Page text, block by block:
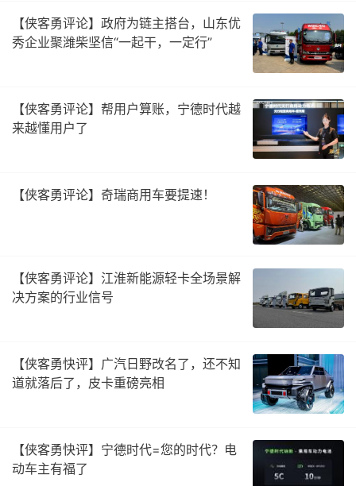
【侠客勇评论】政府为链主搭台，山东优
秀企业聚潍柴坚信“一起干，一定行”
【侠客勇评论】帮用户算账，宁德时代越
来越懂用户了
【侠客勇评论】奇瑞商用车要提速！
【侠客勇评论】江淮新能源轻卡全场景解
决方案的行业信号
【侠客勇快评】广汽日野改名了，还不知
道就落后了，皮卡重磅亮相
【侠客勇快评】宁德时代=您的时代？电
动车主有福了